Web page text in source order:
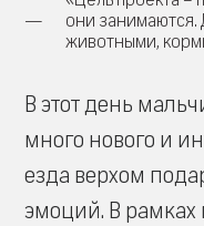
они занимаются.
животными,
В этот день
много нового и
езда верхом
эмоций. В рамках